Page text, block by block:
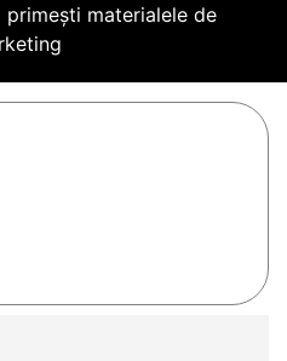
primești materialele de